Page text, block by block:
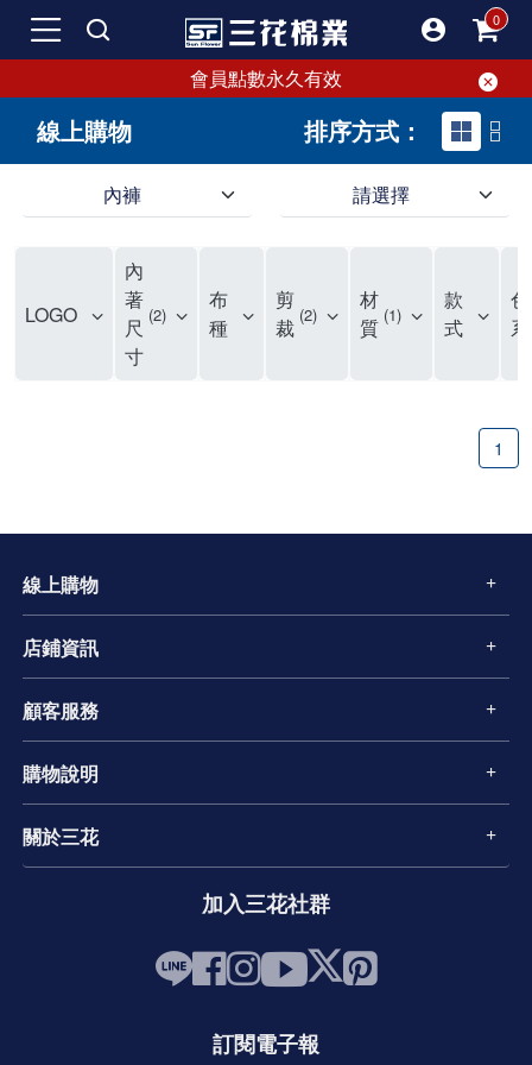
會員點數永久有效
線上購物 排序方式：
內褲 請選擇
LOGO
內
著
尺
寸
2
布
種
剪
裁 2
材
質 1
款
式
色
系
1
線上購物
店鋪資訊
顧客服務
購物說明
關於三花
加入三花社群
訂閱電子報